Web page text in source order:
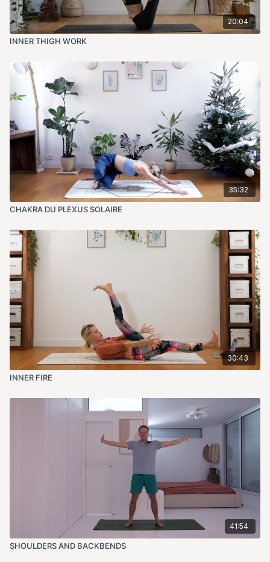
20:04
INNER THIGH WORK
35:32
CHAKRA DU PLEXUS SOLAIRE
30:43
INNER FIRE
41:54
SHOULDERS AND BACKBENDS